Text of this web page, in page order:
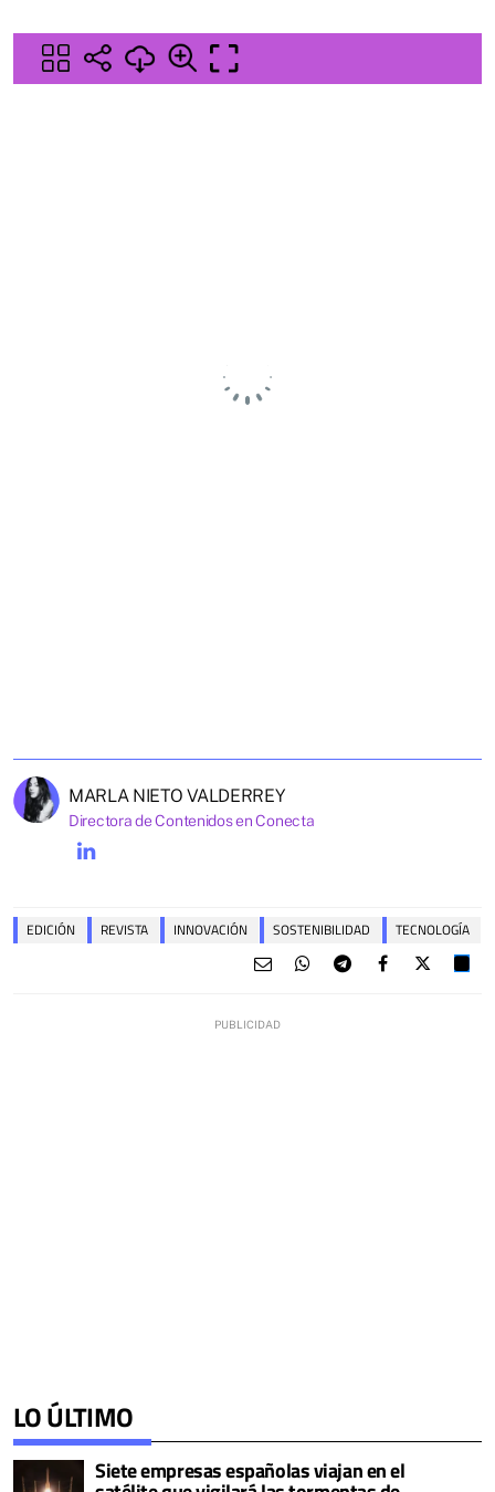
MARLA NIETO VALDERREY
Directora de Contenidos en Conecta
EDICIÓN REVISTA INNOVACIÓN SOSTENIBILIDAD TECNOLOGÍA
LO ÚLTIMO
Siete empresas españolas viajan en el